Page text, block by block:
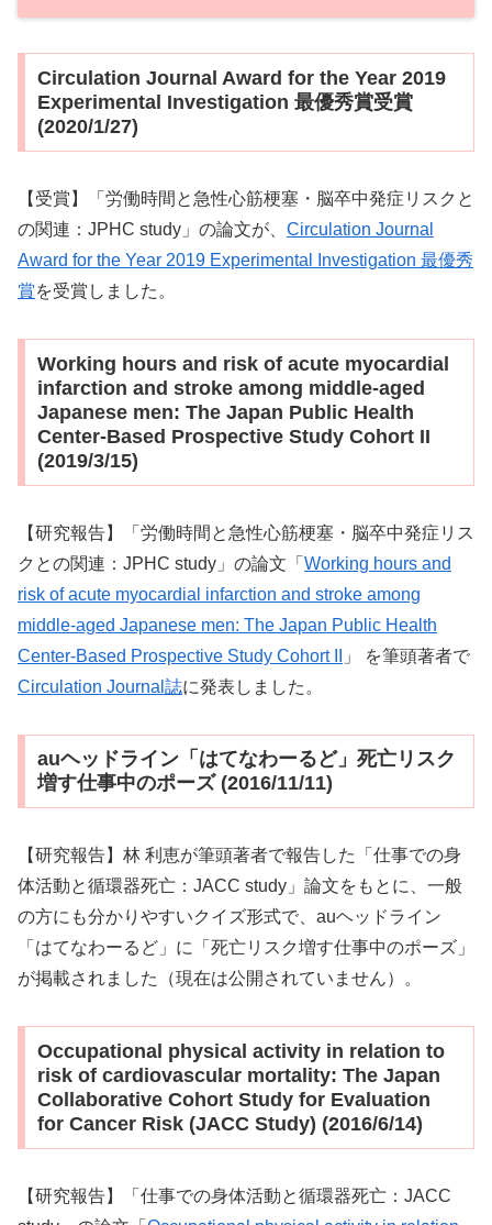
Circulation Journal Award for the Year 2019
Experimental Investigation 最優秀賞受賞
(2020/1/27)
【受賞】「労働時間と急性心筋梗塞・脳卒中発症リスクと
の関連：JPHC study」の論文が、 Circulation Journal
Award for the Year 2019 Experimental Investigation 最優秀
賞を受賞しました。
Working hours and risk of acute myocardial
infarction and stroke among middle-aged
Japanese men: The Japan Public Health
Center-Based Prospective Study Cohort II
(2019/3/15)
【研究報告】「労働時間と急性心筋梗塞・脳卒中発症リス
クとの関連：JPHC study」の論文「 Working hours and
risk of acute myocardial infarction and stroke among
middle-aged Japanese men: The Japan Public Health
Center-Based Prospective Study Cohort II
」 を筆頭著者で
Circulation Journal誌に発表しました。
auヘッドライン「はてなわーるど」死亡リスク
増す仕事中のポーズ (2016/11/11)
【研究報告】林 利恵が筆頭著者で報告した「仕事での身
体活動と循環器死亡：JACC study」論文をもとに、一般
の方にも分かりやすいクイズ形式で、auヘッドライン
「はてなわーるど」に「死亡リスク増す仕事中のポーズ」
が掲載されました（現在は公開されていません）。
Occupational physical activity in relation to
risk of cardiovascular mortality: The Japan
Collaborative Cohort Study for Evaluation
for Cancer Risk (JACC Study) (2016/6/14)
【研究報告】「仕事での身体活動と循環器死亡：JACC